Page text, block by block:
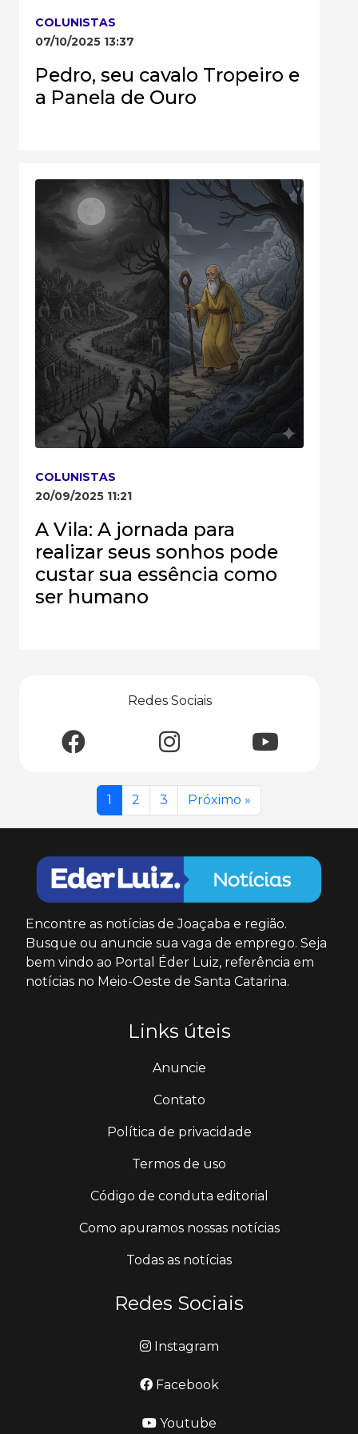
COLUNISTAS
07/10/2025 13:37
Pedro, seu cavalo Tropeiro e
a Panela de Ouro
COLUNISTAS
20/09/2025 11:21
A Vila: A jornada para
realizar seus sonhos pode
custar sua essência como
ser humano
Redes Sociais
1 2 3 Próximo »
Encontre as notícias de Joaçaba e região.
Busque ou anuncie sua vaga de emprego. Seja
bem vindo ao Portal Éder Luiz, referência em
notícias no Meio-Oeste de Santa Catarina.
Links úteis
Anuncie
Contato
Política de privacidade
Termos de uso
Código de conduta editorial
Como apuramos nossas notícias
Todas as notícias
Redes Sociais
Instagram
Facebook
Youtube